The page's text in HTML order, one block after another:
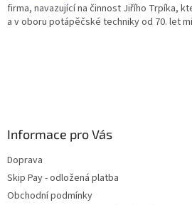
firma, navazující na činnost Jiřího Trpíka,
a v oboru potápěčské techniky od 70. let
Informace pro Vás
Doprava
Skip Pay - odložená platba
Obchodní podmínky